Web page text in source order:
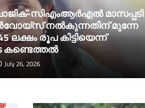
സിഎംആര്‍എല്‍ മാസപ്പടി
നല്‍കുന്നതിന് മുന്നേ
ലക്ഷം രൂപ കിട്ടിയെന്ന്
July 26, 2026